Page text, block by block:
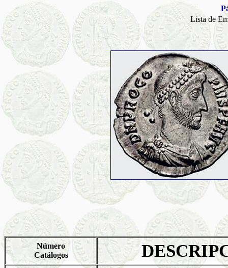
Lista de
Número
Catálogos